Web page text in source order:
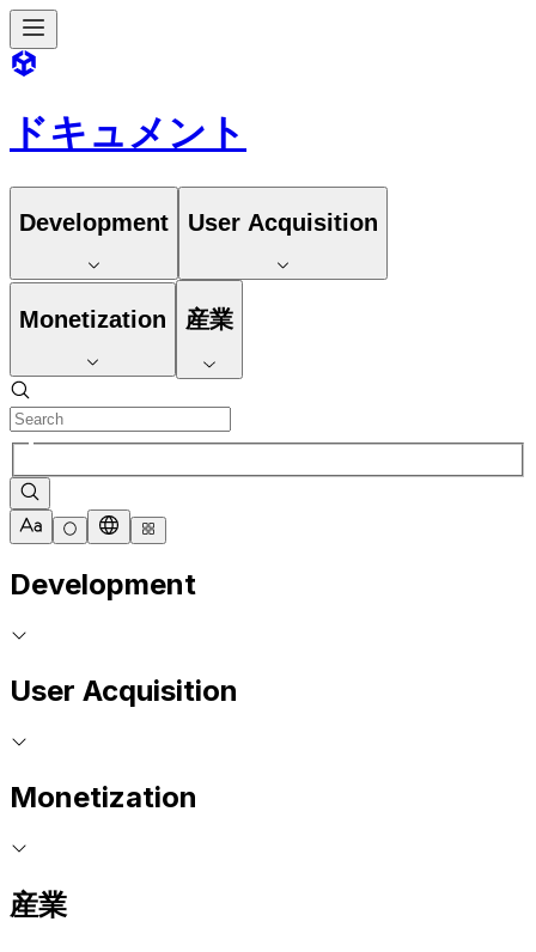
ドキュメント
Development User Acquisition
Monetization 産業
Development
User Acquisition
Monetization
産業